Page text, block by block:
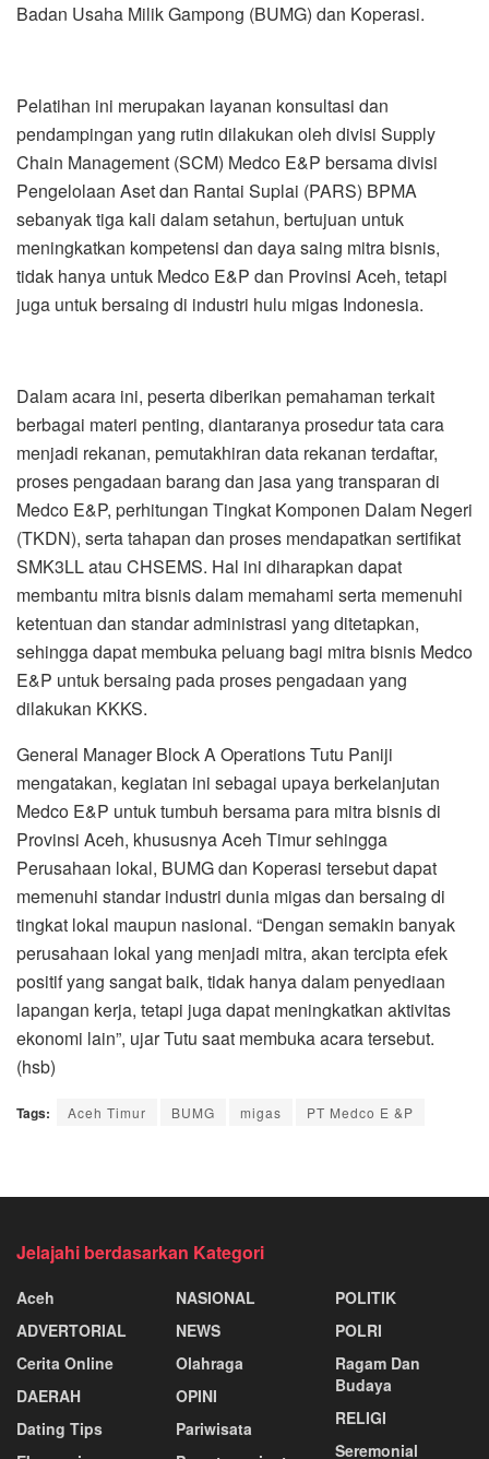
Badan Usaha Milik Gampong (BUMG) dan Koperasi.
Pelatihan ini merupakan layanan konsultasi dan
pendampingan yang rutin dilakukan oleh divisi Supply
Chain Management (SCM) Medco E&P bersama divisi
Pengelolaan Aset dan Rantai Suplai (PARS) BPMA
sebanyak tiga kali dalam setahun, bertujuan untuk
meningkatkan kompetensi dan daya saing mitra bisnis,
tidak hanya untuk Medco E&P dan Provinsi Aceh, tetapi
juga untuk bersaing di industri hulu migas Indonesia.
Dalam acara ini, peserta diberikan pemahaman terkait
berbagai materi penting, diantaranya prosedur tata cara
menjadi rekanan, pemutakhiran data rekanan terdaftar,
proses pengadaan barang dan jasa yang transparan di
Medco E&P, perhitungan Tingkat Komponen Dalam Negeri
(TKDN), serta tahapan dan proses mendapatkan sertifikat
SMK3LL atau CHSEMS. Hal ini diharapkan dapat
membantu mitra bisnis dalam memahami serta memenuhi
ketentuan dan standar administrasi yang ditetapkan,
sehingga dapat membuka peluang bagi mitra bisnis Medco
E&P untuk bersaing pada proses pengadaan yang
dilakukan KKKS.
General Manager Block A Operations Tutu Paniji
mengatakan, kegiatan ini sebagai upaya berkelanjutan
Medco E&P untuk tumbuh bersama para mitra bisnis di
Provinsi Aceh, khususnya Aceh Timur sehingga
Perusahaan lokal, BUMG dan Koperasi tersebut dapat
memenuhi standar industri dunia migas dan bersaing di
tingkat lokal maupun nasional. “Dengan semakin banyak
perusahaan lokal yang menjadi mitra, akan tercipta efek
positif yang sangat baik, tidak hanya dalam penyediaan
lapangan kerja, tetapi juga dapat meningkatkan aktivitas
ekonomi lain”, ujar Tutu saat membuka acara tersebut.
(hsb)
Tags: Aceh Timur BUMG migas PT Medco E &P
Jelajahi berdasarkan Kategori
Aceh
ADVERTORIAL
Cerita Online
DAERAH
Dating Tips
NASIONAL
NEWS
Olahraga
OPINI
Pariwisata
POLITIK
POLRI
Ragam Dan
Budaya
RELIGI
Seremonial